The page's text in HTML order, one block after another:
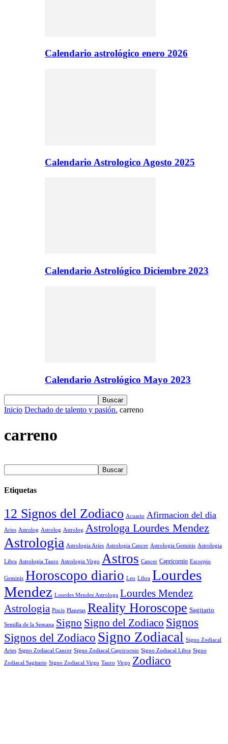
Calendario astrológico enero 2026
Calendario Astrologico Agosto 2025
Calendario Astrológico Diciembre 2023
Calendario Astrológico Mayo 2023
Inicio Dechado de talento y pasión. carreno
carreno
Etiquetas
12 Signos del Zodiaco Acuario Afirmacion del dia
Aries Astrolog Astrolog Astrolog Astrologa Lourdes Mendez
Astrologia Astrologia Aries Astrologia Cancer Astrologia Geminis Astrologia
Libra Astrologia Tauro Astrologia Virgo Astros Cancer Capricornio Escorpio
Geminis Horoscopo diario Leo Libra Lourdes
Mendez Lourdes Mendez Astrologa Lourdes Mendez
Astrologia Piscis Planetas Reality Horoscope Sagitario
Semilla de la Semana Signo Signo del Zodiaco Signos
Signos del Zodiaco Signo Zodiacal Signo Zodiacal
Aries Signo Zodiacal Cancer Signo Zodiacal Capricornio Signo Zodiacal Libra Signo
Zodiacal Sagitario Signo Zodiacal Virgo Tauro Virgo Zodiaco